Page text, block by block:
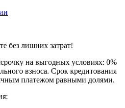
без лишних затрат!
на выгодных условиях: 0%
взноса. Срок кредитования
платежом равными долями.